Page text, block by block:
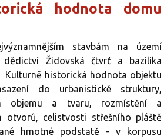
hodnota domu
stavbám na území
dědictví Židovská čtvrť a
bazilika
Kulturně historická hodnota objektu
do urbanistické struktury,
objemu a tvaru, rozmístění a
otvorů, celistvosti střešního pláště
hmotné podstatě - v korpusu